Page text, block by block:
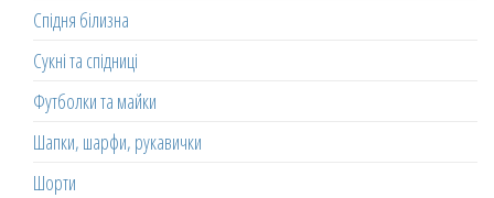
Спідня білизна
Сукні та спідниці
Футболки та майки
Шапки, шарфи, рукавички
Шорти